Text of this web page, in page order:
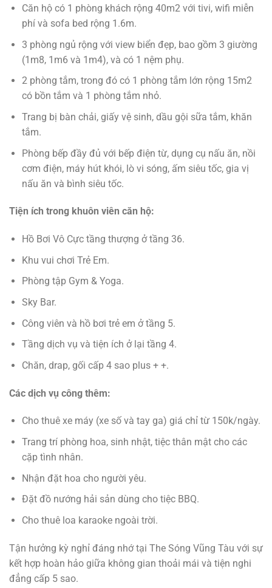
Căn hộ có 1 phòng khách rộng 40m2 với tivi, wifi miễn
phí và sofa bed rộng 1.6m.
3 phòng ngủ rộng với view biển đẹp, bao gồm 3 giường
(1m8, 1m6 và 1m4), và có 1 nệm phụ.
2 phòng tắm, trong đó có 1 phòng tắm lớn rộng 15m2
có bồn tắm và 1 phòng tắm nhỏ.
Trang bị bàn chải, giấy vệ sinh, dầu gội sữa tắm, khăn
tắm.
Phòng bếp đầy đủ với bếp điện từ, dụng cụ nấu ăn, nồi
cơm điện, máy hút khói, lò vi sóng, ấm siêu tốc, gia vị
nấu ăn và bình siêu tốc.
Tiện ích trong khuôn viên căn hộ:
Hồ Bơi Vô Cực tầng thượng ở tầng 36.
Khu vui chơi Trẻ Em.
Phòng tập Gym & Yoga.
Sky Bar.
Công viên và hồ bơi trẻ em ở tầng 5.
Tầng dịch vụ và tiện ích ở lại tầng 4.
Chăn, drap, gối cấp 4 sao plus + +.
Các dịch vụ công thêm:
Cho thuê xe máy (xe số và tay ga) giá chỉ từ 150k/ngày.
Trang trí phòng hoa, sinh nhật, tiệc thân mật cho các
cặp tình nhân.
Nhận đặt hoa cho người yêu.
Đặt đồ nướng hải sản dùng cho tiệc BBQ.
Cho thuê loa karaoke ngoài trời.
Tận hưởng kỳ nghỉ đáng nhớ tại The Sóng Vũng Tàu với sự
kết hợp hoàn hảo giữa không gian thoải mái và tiện nghi
đẳng cấp 5 sao.